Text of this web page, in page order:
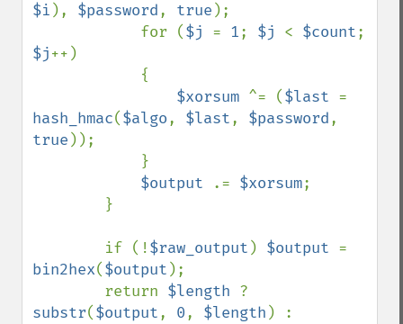
$i ), $password, true );
            for (
$j = 1; $j < $count
$j++)
$xorsum ^= ($last
hash_hmac($algo, $last, $password
true ));
$output
.= $xorsum;
        if (!
$raw_output ) $output
bin2hex($output );
        return
$length
substr($output, 0, $length